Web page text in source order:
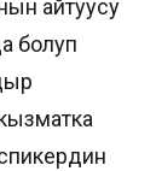
айтуусу
болуп